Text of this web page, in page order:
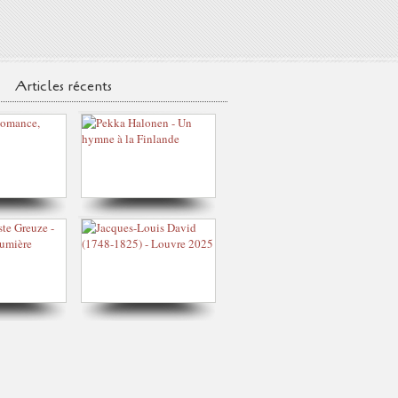
Articles récents